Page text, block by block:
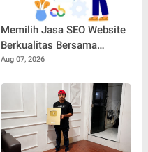
Memilih Jasa SEO Website
Berkualitas Bersama
SEOBITT untuk
Aug 07, 2026